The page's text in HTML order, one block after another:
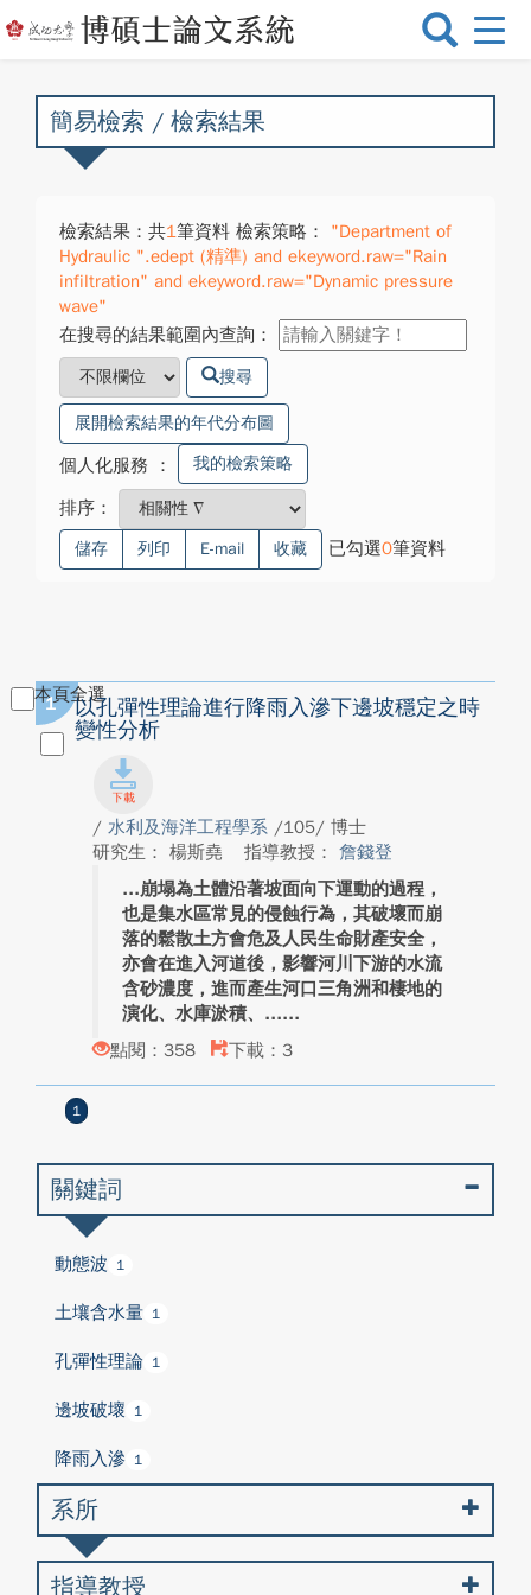
選
換
簡易檢索 / 檢索結果
檢索結果：共1筆資料 檢索策略：
"Department of
Hydraulic ".edept (精準) and ekeyword.raw="Rain
infiltration" and ekeyword.raw="Dynamic pressure
wave"
在搜尋的結果範圍內查詢：
搜尋
展開檢索結果的年代分布圖
個人化服務 ： 我的檢索策略
排序：
儲存 列印 E-mail 收藏 已勾選0筆資料
本頁全選
1
以孔彈性理論進行降雨入滲下邊坡穩定之時
變性分析
/ 水利及海洋工程學系 /105/ 博士
研究生： 楊斯堯
指導教授： 詹錢登
崩塌為土體沿著坡面向下運動的過程，
也是集水區常見的侵蝕行為，其破壞而崩
落的鬆散土方會危及人民生命財產安全，
亦會在進入河道後，影響河川下游的水流
含砂濃度，進而產生河口三角洲和棲地的
演化、水庫淤積、...
點閱：358
下載：3
1
關鍵詞
動態波 1
土壤含水量 1
孔彈性理論 1
邊坡破壞 1
降雨入滲 1
系所
指導教授